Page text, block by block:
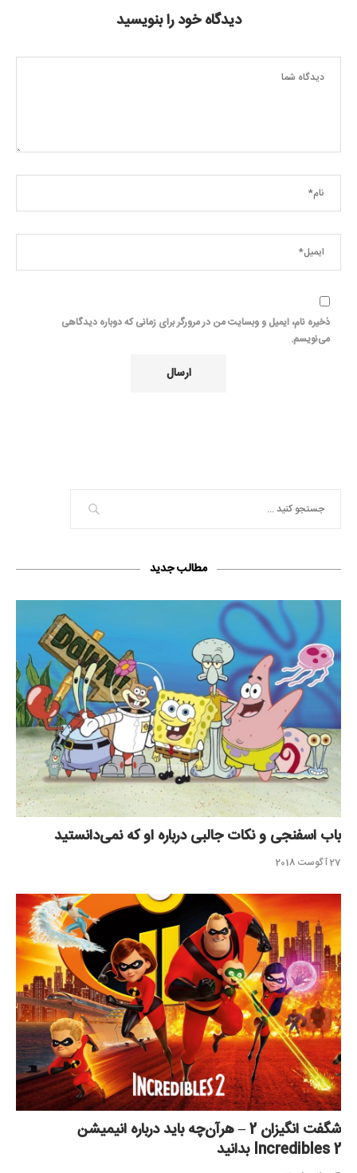
دیدگاه خود را بنویسید
ذخیره نام، ایمیل و وبسایت من در مرورگر برای زمانی که دوباره دیدگاهی
می‌نویسم.
مطالب جدید
باب اسفنجی و نکات جالبی درباره او که نمی‌دانستید
27 آگوست 2018
شگفت انگیزان 2 – هرآن‌چه باید درباره انیمیشن
Incredibles 2 بدانید